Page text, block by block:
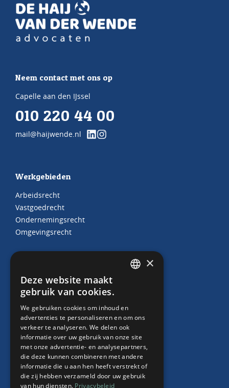
Neem contact met ons op
Capelle aan den IJssel
010 220 44 00
mail@haijwende.nl
Werkgebieden
Arbeidsrecht
Vastgoedrecht
Ondernemingsrecht
Omgevingsrecht
Juridische producten
Arbeidscontracten
HR Abonnement
Contract “thuiswerken”
Whitepaper Faillissement debiteur
Over ons
×
Deze website maakt
gebruik van cookies.
We gebruiken cookies om inhoud en
advertenties te personaliseren en om ons
verkeer te analyseren. We delen ook
informatie over uw gebruik van onze site
met onze advertentie- en analysepartners,
die deze kunnen combineren met andere
informatie die u aan hen heeft verstrekt of
die zij hebben verzameld door uw gebruik
van hun diensten. Privacybeleid